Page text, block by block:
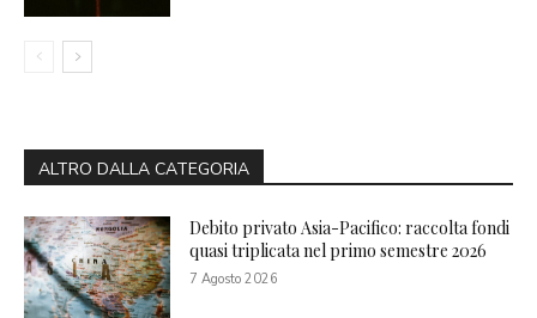
ALTRO DALLA CATEGORIA
Debito privato Asia-Pacifico: raccolta fondi
quasi triplicata nel primo semestre 2026
7 Agosto 2026